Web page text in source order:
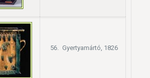
Gyertyamártó, 1826